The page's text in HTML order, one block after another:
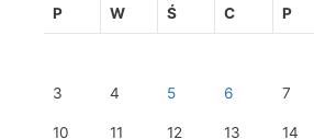
P W Ś C P
3 4 5 6 7
10 11 12 13 14